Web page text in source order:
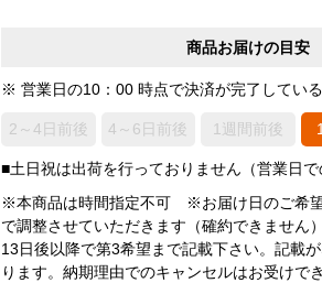
商品お届けの目安
※ 営業日の10：00 時点で決済が完了してい
2～4日前後 4～6日前後 1週間前後
■土日祝は出荷を行っておりません（営業日で
※本商品は時間指定不可 ※お届け日のご希
で調整させていただきます（確約できません
13日後以降で第3希望まで記載下さい。記載
ります。納期理由でのキャンセルはお受けで